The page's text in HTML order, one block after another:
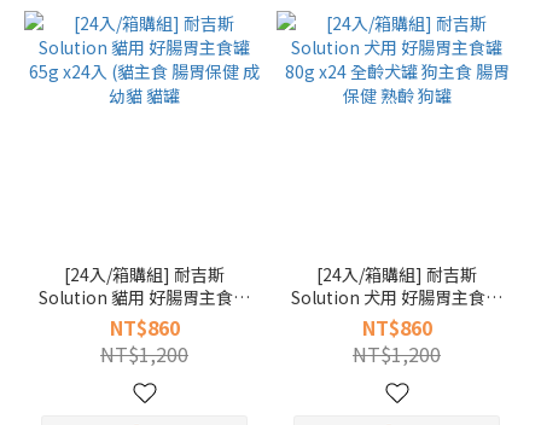
[24入/箱購組] 耐吉斯
Solution 貓用 好腸胃主食罐
65g x24入 (貓主食 腸胃保健
成幼貓 貓罐
NT$860
NT$1,200
[24入/箱購組] 耐吉斯
Solution 犬用 好腸胃主食罐
80g x24 全齡犬罐 狗主食 腸
胃保健 熟齡 狗罐
NT$860
NT$1,200